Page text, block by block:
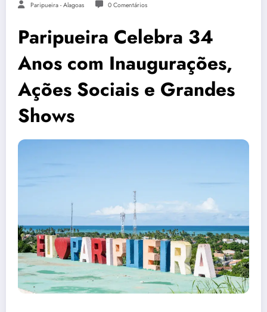
Paripueira - Alagoas 0 Comentários
Paripueira Celebra 34
Anos com Inaugurações,
Ações Sociais e Grandes
Shows